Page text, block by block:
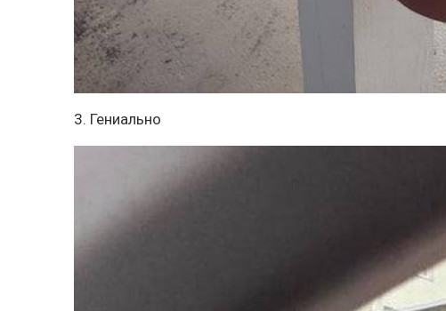
3. Гениально